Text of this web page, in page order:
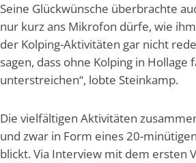
Seine Glückwünsche überbrachte
nur kurz ans Mikrofon dürfe, wie
der Kolping-Aktivitäten gar nicht
sagen, dass ohne Kolping in
unterstreichen“, lobte Steinkamp.
Die vielfältigen Aktivitäten
und zwar in Form eines 20-
blickt. Via Interview mit dem ersten